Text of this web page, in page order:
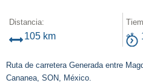
Distancia:
105 km
Ruta de carretera Generada entre
Cananea, SON, México.